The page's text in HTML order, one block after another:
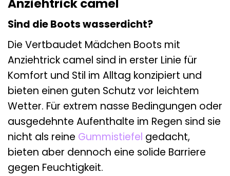
Anziehtrick camel
Sind die Boots wasserdicht?
Die Vertbaudet Mädchen Boots mit
Anziehtrick camel sind in erster Linie für
Komfort und Stil im Alltag konzipiert und
bieten einen guten Schutz vor leichtem
Wetter. Für extrem nasse Bedingungen oder
ausgedehnte Aufenthalte im Regen sind sie
nicht als reine Gummistiefel gedacht,
bieten aber dennoch eine solide Barriere
gegen Feuchtigkeit.